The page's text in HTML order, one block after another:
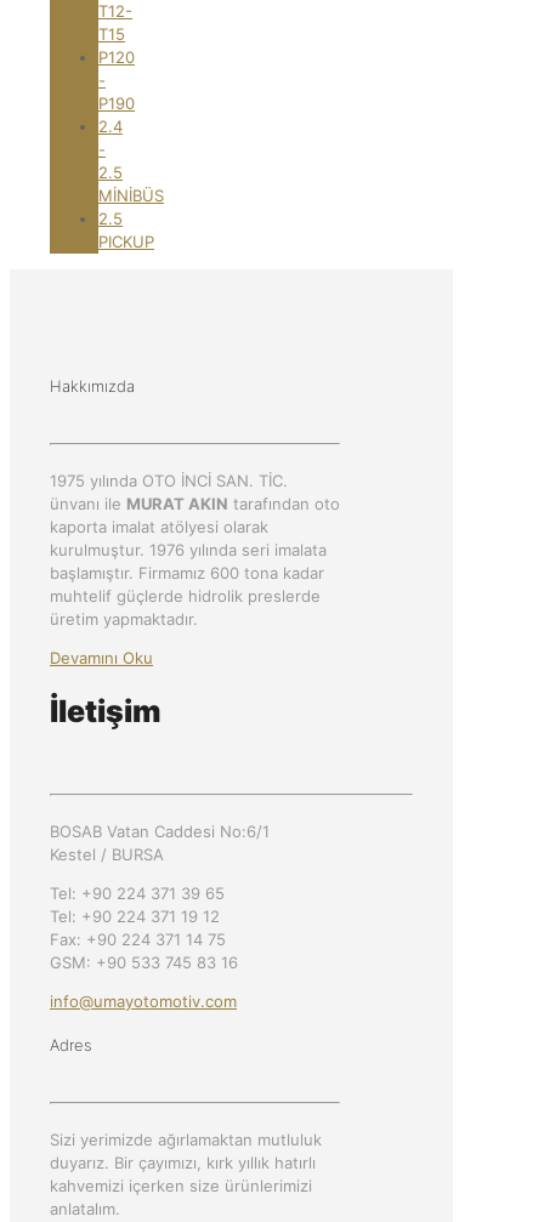
T12-
T15
P120
-
P190
2.4
-
2.5
MİNİBÜS
2.5
PICKUP
Hakkımızda
1975 yılında OTO İNCİ SAN. TİC.
ünvanı ile MURAT AKIN tarafından oto
kaporta imalat atölyesi olarak
kurulmuştur. 1976 yılında seri imalata
başlamıştır. Firmamız 600 tona kadar
muhtelif güçlerde hidrolik preslerde
üretim yapmaktadır.
Devamını Oku
İletişim
BOSAB Vatan Caddesi No:6/1
Kestel / BURSA
Tel: +90 224 371 39 65
Tel: +90 224 371 19 12
Fax: +90 224 371 14 75
GSM: +90 533 745 83 16
info@umayotomotiv.com
Adres
Sizi yerimizde ağırlamaktan mutluluk
duyarız. Bir çayımızı, kırk yıllık hatırlı
kahvemizi içerken size ürünlerimizi
anlatalım.